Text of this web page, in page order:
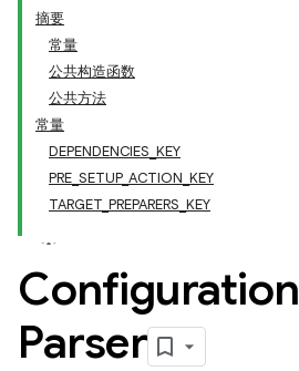
摘要
常量
公共构造函数
公共方法
常量
DEPENDENCIES_KEY
PRE_SETUP_ACTION_KEY
TARGET_PREPARERS_KEY
Configuration
Parser